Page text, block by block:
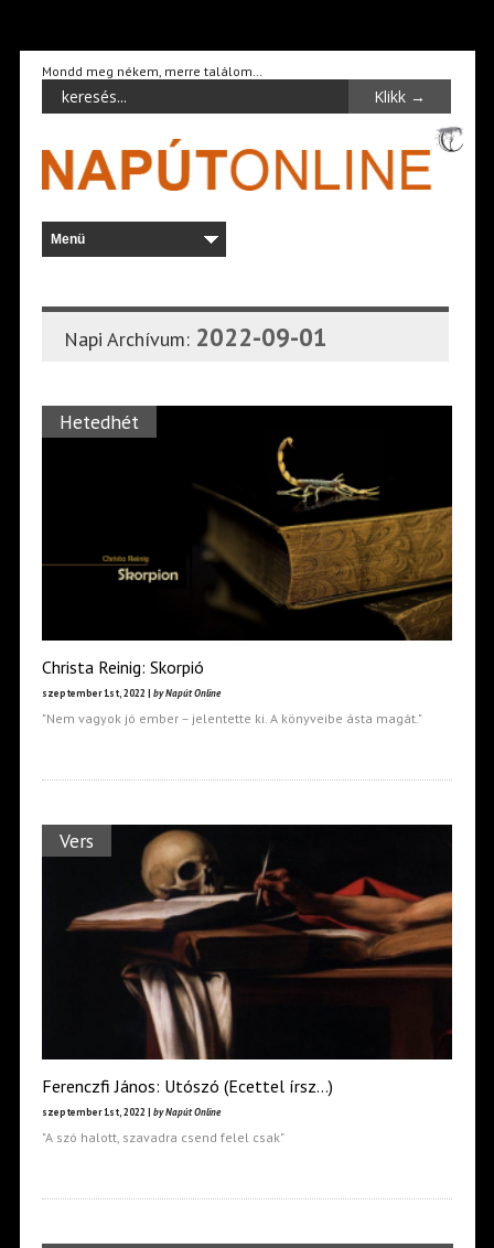
Mondd meg nékem, merre találom…
Napi Archívum: 2022-09-01
Hetedhét
Christa Reinig: Skorpió
szeptember 1st, 2022 | by Napút Online
"Nem vagyok jó ember – jelentette ki. A könyveibe ásta magát."
Vers
Ferenczfi János: Utószó (Ecettel írsz…)
szeptember 1st, 2022 | by Napút Online
"A szó halott, szavadra csend felel csak"